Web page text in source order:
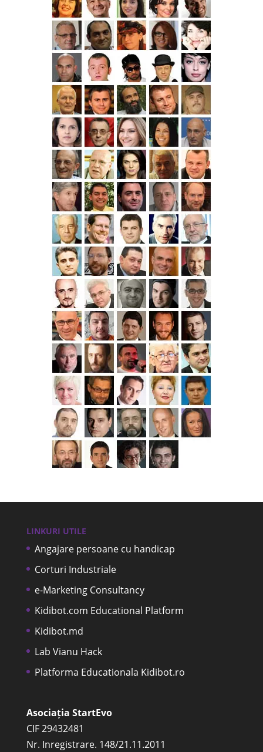
LINKURI UTILE
Angajare persoane cu handicap
Corturi Industriale
e-Marketing Consultancy
Kidibot.com Educational Platform
Kidibot.md
Lab Vianu Hack
Platforma Educationala Kidibot.ro
Asociația StartEvo
CIF 29432481
Nr. Inregistrare. 148/21.11.2011